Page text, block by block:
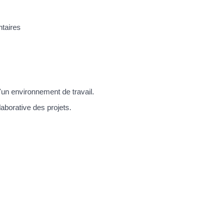
environnement de travail.
des projets.